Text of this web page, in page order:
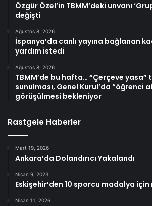
Özgür Özel’in TBMM’deki unvanı
değişti
Ağustos 8, 2026
İspanya’da canlı yayına bağlanan
yardım istedi
Ağustos 8, 2026
TBMM’de bu hafta… “Çerçeve yasa”
sunulması, Genel Kurul’da “öğrenci
görüşülmesi bekleniyor
Rastgele Haberler
Mart 19, 2026
Ankara’da Dolandırıcı Yakalandı
Nisan 9, 2023
Eskişehir’den 10 sporcu madalya
Nisan 11, 2026